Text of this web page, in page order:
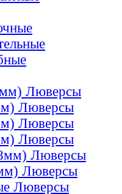
Люверсы
Люверсы
Люверсы
Люверсы
Люверсы
Люверсы
Люверсы